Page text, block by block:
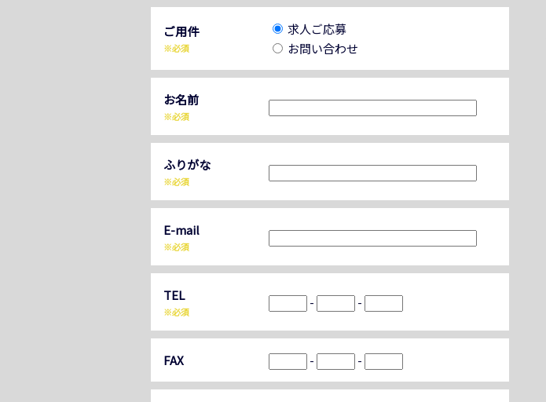
ご用件
※必須
求人ご応募
お問い合わせ
お名前
※必須
ふりがな
※必須
E-mail
※必須
TEL
※必須
- -
FAX - -